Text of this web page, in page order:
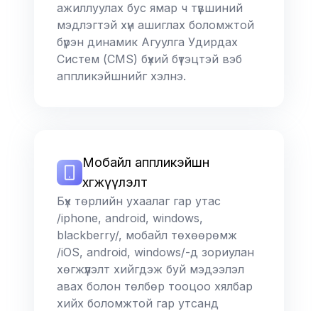
ажиллуулах бус ямар ч түвшиний
мэдлэгтэй хүн ашиглах боломжтой
бүрэн динамик Агуулга Удирдах
Систем (CMS) бүхий бүтэцтэй вэб
аппликэйшнийг хэлнэ.
Мобайл аппликэйшн
хөгжүүлэлт
Бүх төрлийн ухаалаг гар утас
/iphone, android, windows,
blackberry/, мобайл төхөөрөмж
/iOS, android, windows/-д зориулан
хөгжүүлэлт хийгдэж буй мэдээлэл
авах болон төлбөр тооцоо хялбар
хийх боломжтой гар утсанд